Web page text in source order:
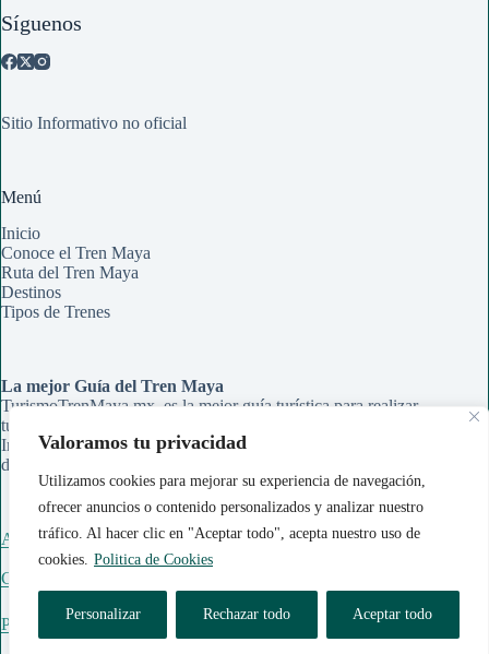
Valoramos tu privacidad
Utilizamos cookies para mejorar su experiencia de navegación,
ofrecer anuncios o contenido personalizados y analizar nuestro
tráfico. Al hacer clic en "Aceptar todo", acepta nuestro uso de
cookies. Politica de Cookies
Personalizar Rechazar todo Aceptar todo
Síguenos
Sitio Informativo no oficial
Menú
Inicio
Conoce el Tren Maya
Ruta del Tren Maya
Destinos
Tipos de Trenes
La mejor Guía del Tren Maya
TurismoTrenMaya.mx, es la mejor guía turística para realizar
tu recorrido en el Tren Maya. Aqui encontrarás Rutas,
Información de Estaciones y Paraderos, Guías de Información
de cada ciudad y Tips para organizar tu viaje.
Acerca de Nosotros
Contáctanos
Política de Cookies| Politica de Privacidad Aviso Legal